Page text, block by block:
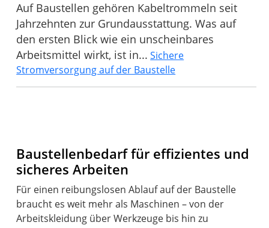
Auf Baustellen gehören Kabeltrommeln seit
Jahrzehnten zur Grundausstattung. Was auf
den ersten Blick wie ein unscheinbares
Arbeitsmittel wirkt, ist in... Sichere
Stromversorgung auf der Baustelle
Baustellenbedarf für effizientes und
sicheres Arbeiten
Für einen reibungslosen Ablauf auf der Baustelle
braucht es weit mehr als Maschinen – von der
Arbeitskleidung über Werkzeuge bis hin zu